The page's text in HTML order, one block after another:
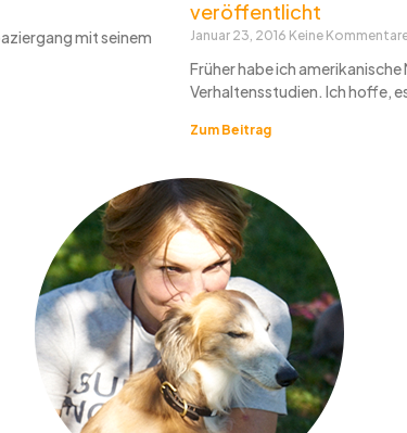
mit seinem
veröffentlicht
Januar 23, 2016 Keine
Früher habe ich
Verhaltensstudien. Ich hoffe,
Zum Beitrag